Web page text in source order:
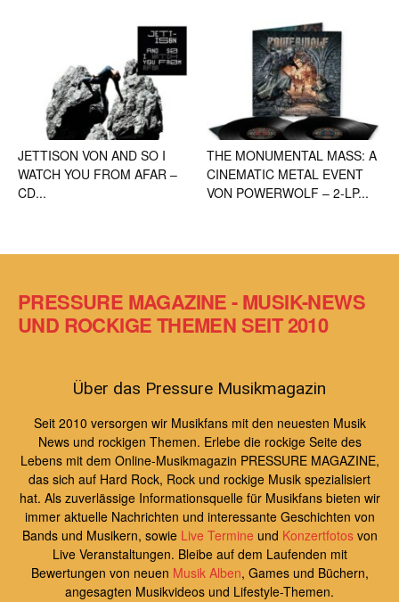
JETTISON VON AND SO I
WATCH YOU FROM AFAR –
CD...
THE MONUMENTAL MASS: A
CINEMATIC METAL EVENT
VON POWERWOLF – 2-LP...
PRESSURE MAGAZINE - MUSIK-NEWS
UND ROCKIGE THEMEN SEIT 2010
Über das Pressure Musikmagazin
Seit 2010 versorgen wir Musikfans mit den neuesten Musik
News und rockigen Themen. Erlebe die rockige Seite des
Lebens mit dem Online-Musikmagazin PRESSURE MAGAZINE,
das sich auf Hard Rock, Rock und rockige Musik spezialisiert
hat. Als zuverlässige Informationsquelle für Musikfans bieten wir
immer aktuelle Nachrichten und interessante Geschichten von
Bands und Musikern, sowie Live Termine und Konzertfotosvon
Live Veranstaltungen. Bleibe auf dem Laufenden mit
Bewertungen von neuen Musik Alben, Games und Büchern,
angesagten Musikvideos und Lifestyle-Themen.